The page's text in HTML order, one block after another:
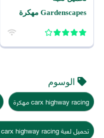
Gardenscapes مهكرة
الوسوم
carx highway racing مهكرة
تحميل لعبة carx highway racing مهكرة